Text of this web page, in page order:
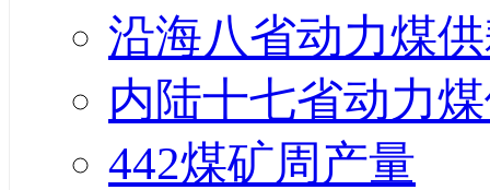
沿海八省动力煤
内陆十七省动力
442煤矿周产量